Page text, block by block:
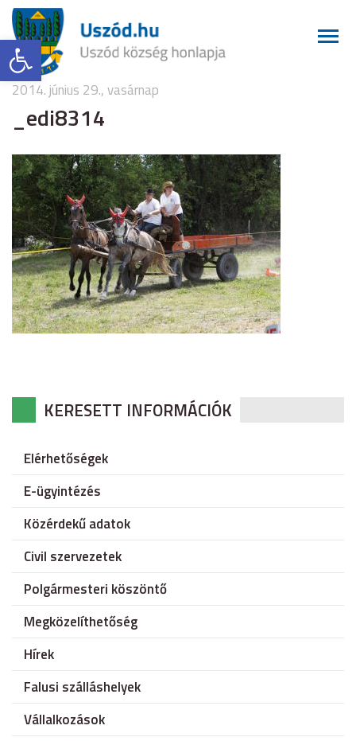
Eszköztár megnyitása
2014. június 29., vasárnap
_edi8314
KERESETT INFORMÁCIÓK
Elérhetőségek
E-ügyintézés
Közérdekű adatok
Civil szervezetek
Polgármesteri köszöntő
Megközelíthetőség
Hírek
Falusi szálláshelyek
Vállalkozások